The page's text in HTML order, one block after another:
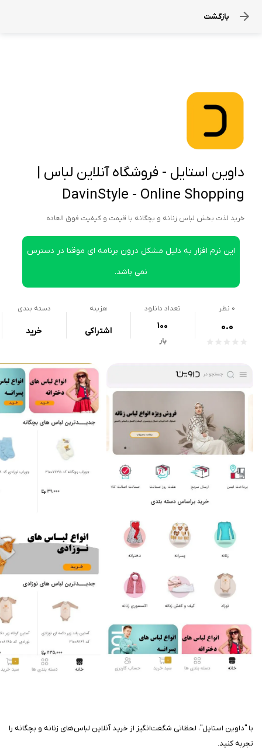
بازگشت
داوین استایل - فروشگاه آنلاین لباس |
DavinStyle - Online Shopping
خرید لذت بخش لباس زنانه و بچگانه با قیمت و کیفیت فوق العاده
این نرم افزار به دلیل مشکل درون برنامه ای موقتا در دسترس
نمی باشد.
0 نظر
0.0
تعداد دانلود
100
بار
هزینه
اشتراکی
دسته بندی
خرید
با "داوین استایل"، لحظاتی شگفت‌انگیز از خرید آنلاین لباس‌های زنانه و بچگانه را
تجربه کنید.